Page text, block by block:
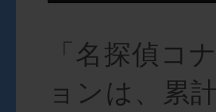
「名探偵コ
ョンは、累